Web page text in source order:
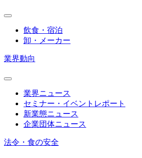
飲食・宿泊
卸・メーカー
業界動向
業界ニュース
セミナー・イベントレポート
新業態ニュース
企業団体ニュース
法令・食の安全